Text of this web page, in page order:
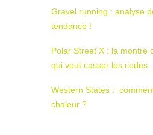
Gravel running : analyse
tendance !
Polar Street X : la montre
qui veut casser les codes
Western States :
chaleur ?